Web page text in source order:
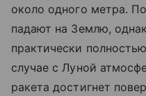
около одного метра.
падают на Землю,
практически
случае с Луной
ракета достигнет